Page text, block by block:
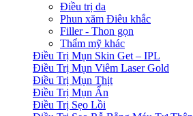
Điều trị da
Phun xăm Điêu khắc
Filler - Thon gọn
Thẩm mỹ khác
Điều Trị Mụn Skin Get – IPL
Điều Trị Mụn Viêm Laser Gold
Điều Trị Mụn Thịt
Điều Trị Mụn Ẩn
Điều Trị Sẹo Lồi